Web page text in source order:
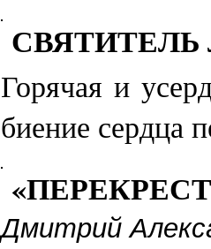
Горячая и
биение сердца
Дмитрий